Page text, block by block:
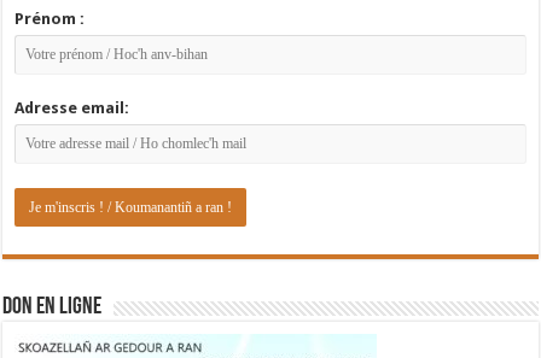
Prénom :
Adresse email:
DON EN LIGNE